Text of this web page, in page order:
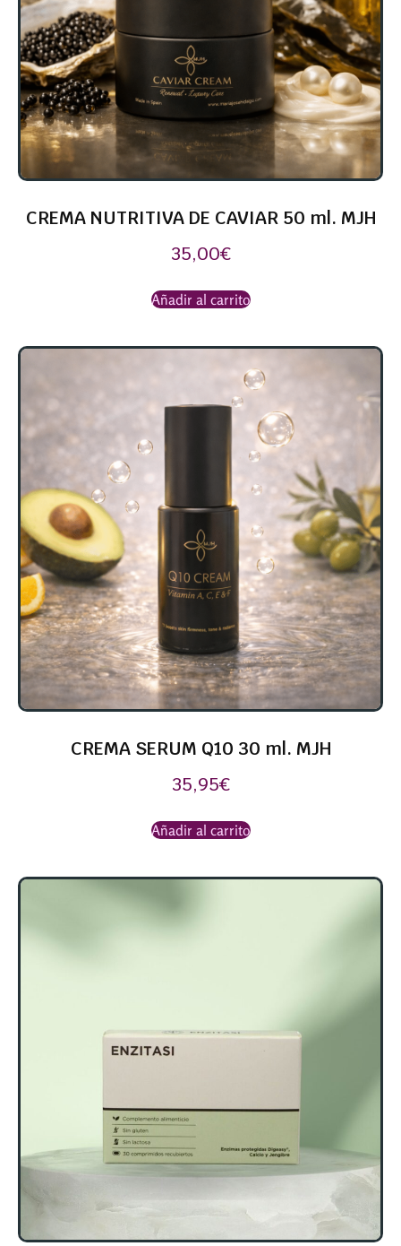
CREMA NUTRITIVA DE CAVIAR 50 ml. MJH
35,00€
Añadir al carrito
CREMA SERUM Q10 30 ml. MJH
35,95€
Añadir al carrito